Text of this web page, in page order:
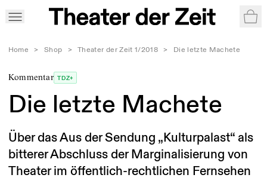
Home > Shop > Theater der Zeit 1/2018 > Die letzte Machete
Kommentar TDZ+
Die letzte Machete
Über das Aus der Sendung „Kulturpalast“ als
bitterer Abschluss der Marginalisierung von
Theater im öffentlich-rechtlichen Fernsehen